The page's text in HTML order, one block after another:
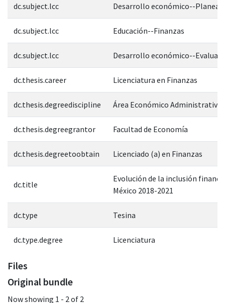
dc.subject.lcc Desarrollo económico--
dc.subject.lcc Educación--Finanzas
dc.subject.lcc Desarrollo económico--
dc.thesis.career Licenciatura en Finanzas
dc.thesis.degreediscipline Área Económico Administrativa
dc.thesis.degreegrantor Facultad de Economía
dc.thesis.degreetoobtain Licenciado (a) en Finanzas
dc.title
Evolución de la inclusión
México 2018-2021
dc.type Tesina
dc.type.degree Licenciatura
Files
Original bundle
Now showing 1 - 2 of 2